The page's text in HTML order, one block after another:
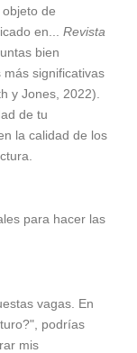
de
en... Revista
bien
significativas
y Jones, 2022).
de tu
la calidad de los
para hacer las
vagas. En
podrías
mis